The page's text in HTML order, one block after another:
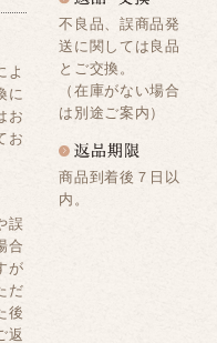
よ
に
お
お
誤
合
が
だ
後
返
不良品、誤商品発
送に関しては良品
とご交換。
（在庫がない場合
は別途ご案内）
商品到着後７日以
内。